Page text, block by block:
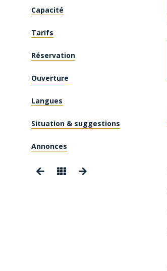
Capacité
Tarifs
Réservation
Ouverture
Langues
Situation & suggestions
Annonces